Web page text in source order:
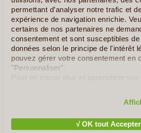
permettant d’analyser notre trafic et
expérience de navigation enrichie.
certains de nos partenaires ne
consentement et sont susceptibles
données selon le principe de l'intérêt
pouvez gérer votre consentement en
"Personnaliser".
Pour en savoir plus et paramétrer vos
√ OK tout Accepter
3ème plus grande ville de l'Egypte, et
à l'extrémité nord du lac Nasser et à